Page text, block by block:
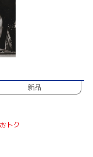
新品
トク